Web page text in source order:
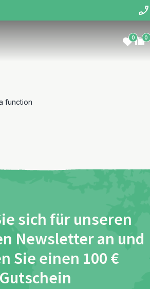
0 0
function
sich für unseren
Newsletter an und
Sie einen 100 €
Gutschein